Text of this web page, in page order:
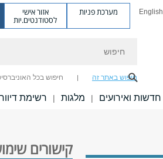
English מערכת פניות אזור אישי
לסטודנטים.יות
חיפוש באתר זה חיפוש בכל
חדשות ואירועים | מלגות | רשימת דיוור
קישורים